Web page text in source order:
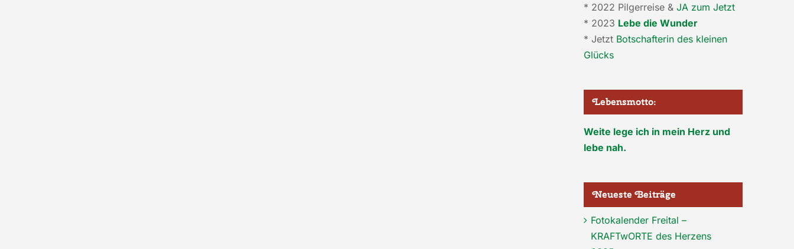
* 2022 Pilgerreise & JA zum Jetzt
* 2023 Lebe die Wunder
* Jetzt Botschafterin des kleinen
Glücks
Lebensmotto:
Weite lege ich in mein Herz und
lebe nah.
Neueste Beiträge
Fotokalender Freital –
KRAFTwORTE des Herzens